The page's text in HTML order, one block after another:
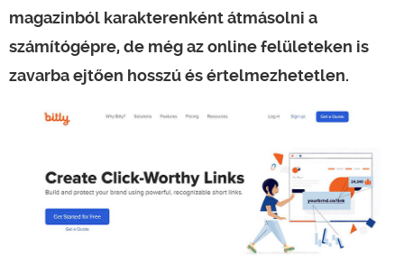
magazinból karakterenként átmásolni a
számítógépre, de még az online felületeken is
zavarba ejtően hosszú és értelmezhetetlen.